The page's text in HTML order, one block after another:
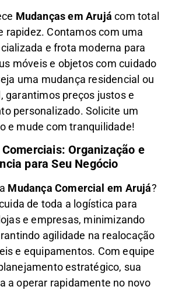
Mudanças emArujá com total
rapidez. Contamos com uma
e frota moderna para
móveis e objetos comcuidado
uma mudança residencial ou
, garantimos preços justos e
personalizado. Solicite um
e mude com tranquilidade!
Organização e
para Seu Negócio
Mudança Comercial em Arujá?
de toda a logística para
e empresas, minimizando
agilidade na realocação
e equipamentos. Com equipe
estratégico, sua
a operar rapidamente no novo